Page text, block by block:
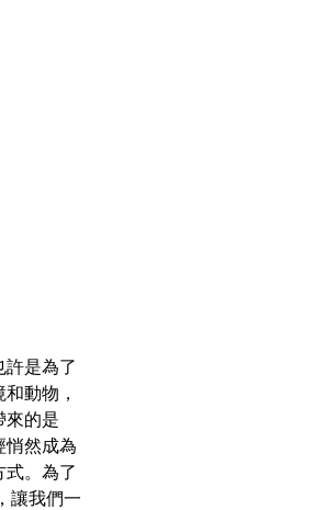
許是為了
動物，
來的是
然成為
式。為了
讓我們一